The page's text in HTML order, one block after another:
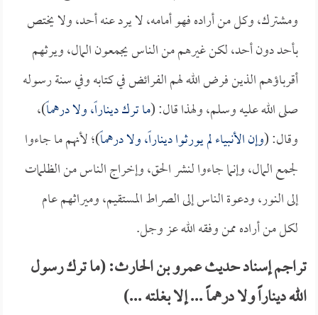
ومشترك، وكل من أراده فهو أمامه، لا يرد عنه أحد، ولا يختص
بأحد دون أحد، لكن غيرهم من الناس يجمعون المال، ويرثهم
أقرباؤهم الذين فرض الله لهم الفرائض في كتابه وفي سنة رسوله
صلى الله عليه وسلم، ولهذا قال: (ما ترك ديناراً، ولا درهماً)،
وقال: (وإن الأنبياء لم يورثوا ديناراً، ولا درهماً)؛ لأنهم ما جاءوا
لجمع المال، وإنما جاءوا لنشر الحق، وإخراج الناس من الظلمات
إلى النور، ودعوة الناس إلى الصراط المستقيم، وميراثهم عام
لكل من أراده ممن وفقه الله عز وجل.
تراجم إسناد حديث عمرو بن الحارث: (ما ترك رسول
الله ديناراً ولا درهماً ... إلا بغلته ...)